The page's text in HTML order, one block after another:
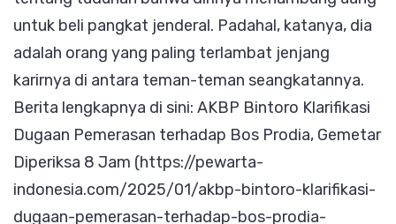
untuk beli pangkat jenderal. Padahal, katanya, dia
adalah orang yang paling terlambat jenjang
karirnya di antara teman-teman seangkatannya.
Berita lengkapnya di sini: AKBP Bintoro Klarifikasi
Dugaan Pemerasan terhadap Bos Prodia, Gemetar
Diperiksa 8 Jam (https://pewarta-
indonesia.com/2025/01/akbp-bintoro-klarifikasi-
dugaan-pemerasan-terhadap-bos-prodia-